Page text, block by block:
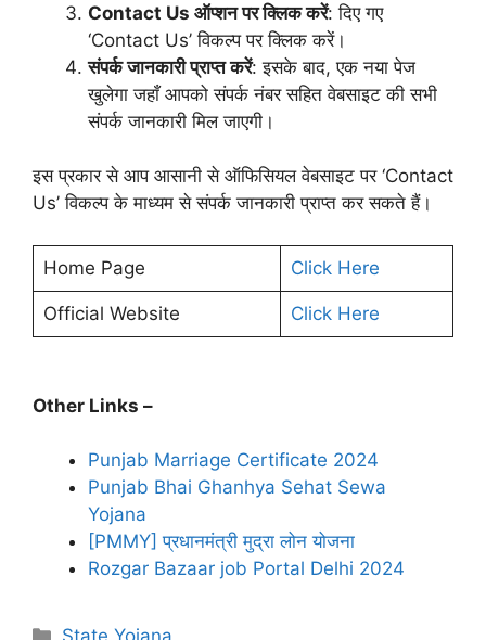
Contact Us ऑप्शन पर क्लिक करें: दिए गए
‘Contact Us’ विकल्प पर क्लिक करें।
संपर्क जानकारी प्राप्त करें: इसके बाद, एक नया पेज
खुलेगा जहाँ आपको संपर्क नंबर सहित वेबसाइट की सभी
संपर्क जानकारी मिल जाएगी।
इस प्रकार से आप आसानी से ऑफिसियल वेबसाइट पर ‘Contact
Us’ विकल्प के माध्यम से संपर्क जानकारी प्राप्त कर सकते हैं।
Home Page Click Here
Official Website Click Here
Other Links –
Punjab Marriage Certificate 2024
Punjab Bhai Ghanhya Sehat Sewa
Yojana
[PMMY] प्रधानमंत्री मुद्रा लोन योजना
Rozgar Bazaar job Portal Delhi 2024
Categories